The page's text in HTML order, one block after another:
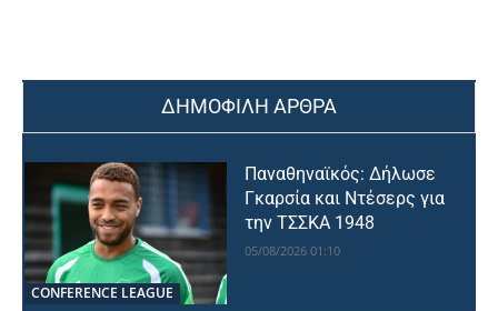
ΔΗΜΟΦΙΛΗ ΑΡΘΡΑ
CONFERENCE LEAGUE
Παναθηναϊκός: Δήλωσε
Γκαρσία και Ντέσερς για
την ΤΣΣΚΑ 1948
05/08/2026 01:10